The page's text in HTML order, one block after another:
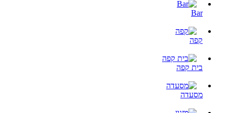
Bar
קפה
בית קפה
מסעדה